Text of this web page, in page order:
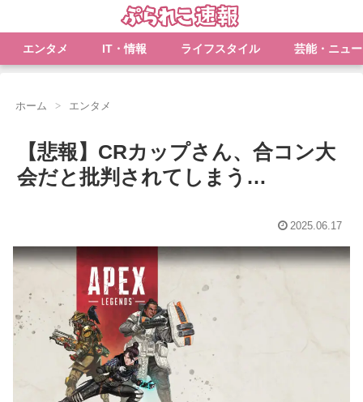
エンタメ IT・情報 ライフスタイル 芸能・ニュ
ホーム エンタメ
【悲報】CRカップさん、合コン大
会だと批判されてしまう…
2025.06.17